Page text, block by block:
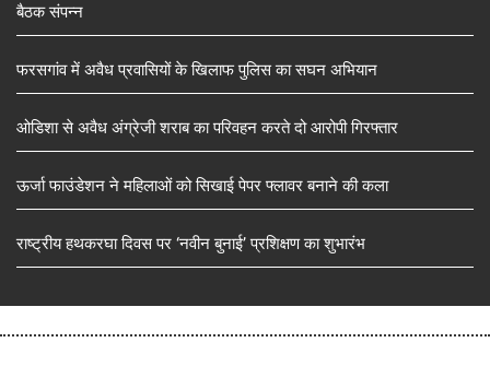
बैठक संपन्न
फरसगांव में अवैध प्रवासियों के खिलाफ पुलिस का सघन अभियान
ओडिशा से अवैध अंग्रेजी शराब का परिवहन करते दो आरोपी गिरफ्तार
ऊर्जा फाउंडेशन ने महिलाओं को सिखाई पेपर फ्लावर बनाने की कला
राष्ट्रीय हथकरघा दिवस पर ‘नवीन बुनाई’ प्रशिक्षण का शुभारंभ